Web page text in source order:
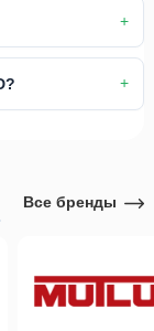
Все бренды